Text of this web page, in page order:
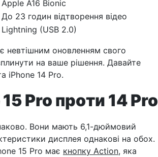
Apple A16 Bionic
До 23 годин відтворення відео
Lightning (USB 2.0)
невтішним оновленням свого
на ваше рішення. Давайте
iPhone 14 Pro.
Pro проти 14 Pro
Вони мають 6,1-дюймовий
дисплея однакові на обох.
15 Pro має кнопку Action, яка